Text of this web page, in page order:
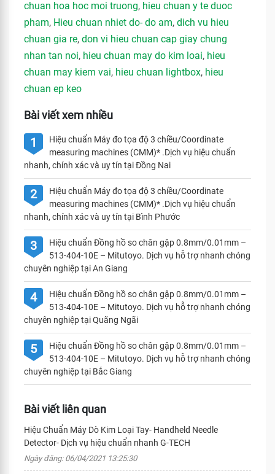
chuan hoa hoc moi truong, hieu chuan y te duoc
pham, Hieu chuan nhiet do- do am, dich vu hieu
chuan gia re, don vi hieu chuan cap giay chung
nhan tan noi, hieu chuan may do kim loai, hieu
chuan may kiem vai, hieu chuan lightbox, hieu
chuan ep keo
Bài viết xem nhiều
1
Hiệu chuẩn Máy đo tọa độ 3 chiều/Coordinate
measuring machines (CMM)* .Dịch vụ hiệu chuẩn
nhanh, chính xác và uy tín tại Đồng Nai
2
Hiệu chuẩn Máy đo tọa độ 3 chiều/Coordinate
measuring machines (CMM)* .Dịch vụ hiệu chuẩn
nhanh, chính xác và uy tín tại Bình Phước
3
Hiệu chuẩn Đồng hồ so chân gập 0.8mm/0.01mm –
513-404-10E – Mitutoyo. Dịch vụ hỗ trợ nhanh chóng
chuyên nghiệp tại An Giang
4
Hiệu chuẩn Đồng hồ so chân gập 0.8mm/0.01mm –
513-404-10E – Mitutoyo. Dịch vụ hỗ trợ nhanh chóng
chuyên nghiệp tại Quãng Ngãi
5
Hiệu chuẩn Đồng hồ so chân gập 0.8mm/0.01mm –
513-404-10E – Mitutoyo. Dịch vụ hỗ trợ nhanh chóng
chuyên nghiệp tại Bắc Giang
Bài viết liên quan
Hiệu Chuẩn Máy Dò Kim Loại Tay- Handheld Needle
Detector- Dịch vụ hiệu chuẩn nhanh G-TECH
Ngày đăng: 06/04/2021 13:25:30